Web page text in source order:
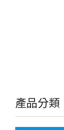
產品分類